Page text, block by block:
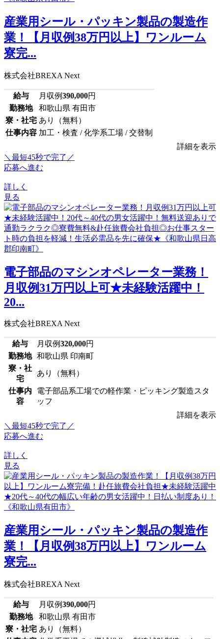
産業用シール・パッキン製品の製造作
業！【月収例38万円以上】ワンルーム
寮完...
株式会社BREXA Next
給与 月収例390,000円
勤務地
和歌山県 有田市
寮・社宅 あり（無料）
仕事内容 加工・検査 / 化学系工場 / 交替制
詳細を表示
＼最短45秒で完了／
応募へ進む
詳しく
見る
電子部品のマシンオペレーター業務！
月収例31万円以上可★未経験活躍中！
20...
株式会社BREXA Next
給与 月収例320,000円
勤務地 和歌山県 印南町
寮・社
宅
あり（無料）
仕事内
容
電子部品系工場での軽作業・ピッキング製造スタ
ッフ
詳細を表示
＼最短45秒で完了／
応募へ進む
詳しく
見る
産業用シール・パッキン製品の製造作
業！【月収例38万円以上】ワンルーム
寮完...
株式会社BREXA Next
給与 月収例390,000円
勤務地
和歌山県 有田市
寮・社宅 あり（無料）